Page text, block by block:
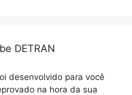
DETRAN
desenvolvido para você
na hora da sua